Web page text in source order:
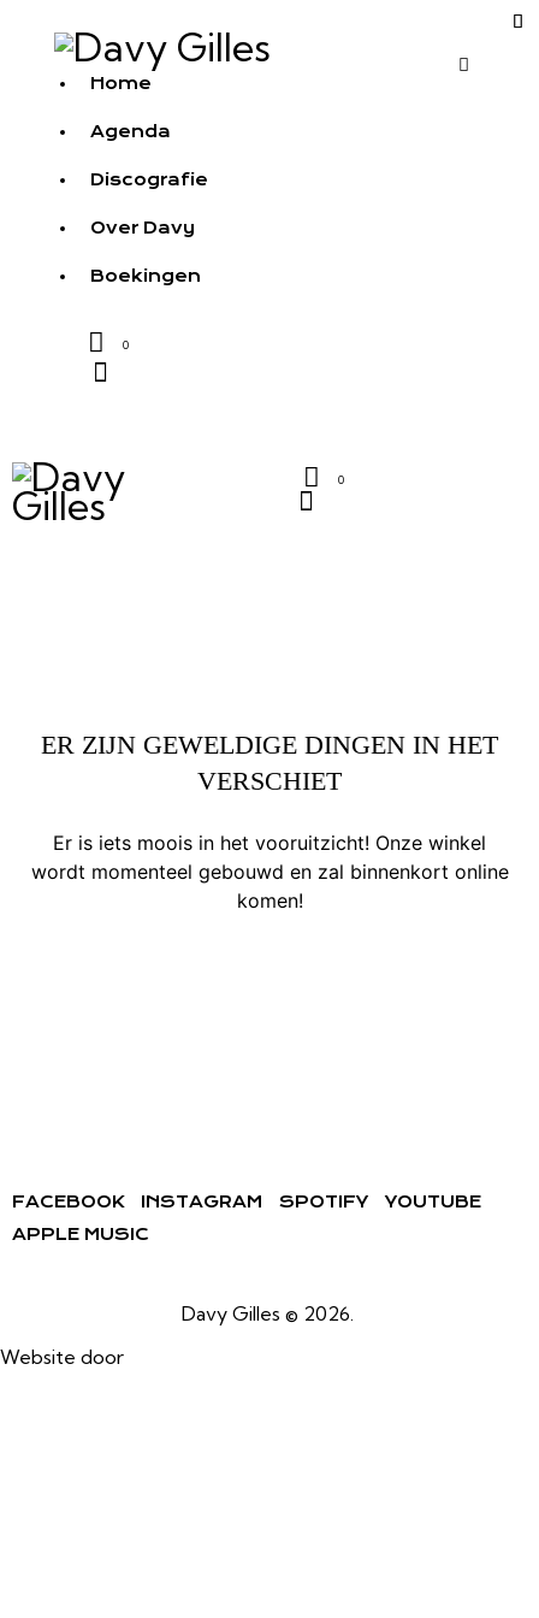
Home
Agenda
Discografie
Over Davy
Boekingen
0
0
ER ZIJN GEWELDIGE DINGEN IN HET
VERSCHIET
Er is iets moois in het vooruitzicht! Onze winkel
wordt momenteel gebouwd en zal binnenkort online
komen!
FACEBOOK INSTAGRAM SPOTIFY
YOUTUBE
APPLE MUSIC
Davy Gilles © 2026.
Website door